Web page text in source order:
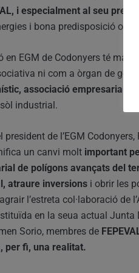
i especialment al seu
i bona predisposició
en EGM de Codonyers té
ni com a òrgan de gestió,
associació empresarial
industrial.
president de l’EGM
un canvi molt important
de polígons avançats del
atraure inversions i obrir les
l’estreta col·laboració de
en la seua actual
Sorio, membres de
per fi, una realitat.